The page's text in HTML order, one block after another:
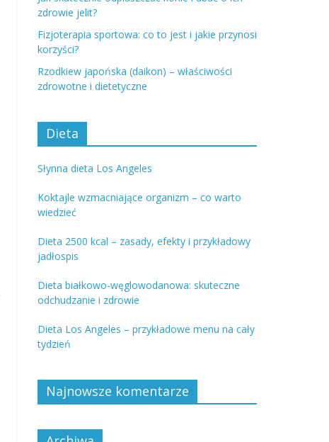
zdrowie jelit?
Fizjoterapia sportowa: co to jest i jakie przynosi
korzyści?
Rzodkiew japońska (daikon) – właściwości
zdrowotne i dietetyczne
Dieta
Słynna dieta Los Angeles
Koktajle wzmacniające organizm – co warto
wiedzieć
Dieta 2500 kcal – zasady, efekty i przykładowy
jadłospis
Dieta białkowo-węglowodanowa: skuteczne
odchudzanie i zdrowie
Dieta Los Angeles – przykładowe menu na cały
tydzień
Najnowsze komentarze